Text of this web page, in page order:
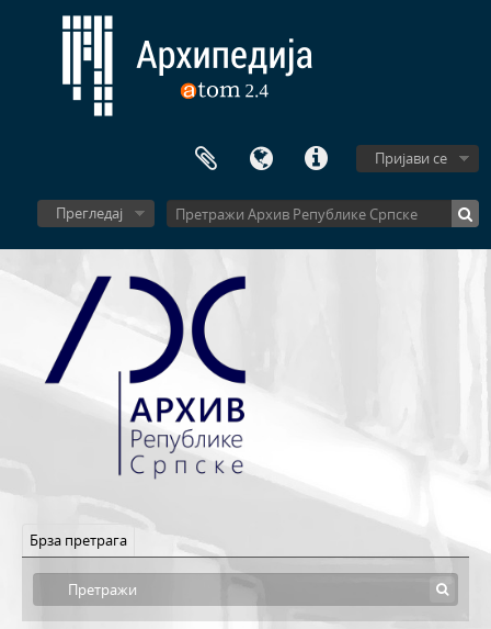
Пријави се
Прегледај
Брза претрага
[Предмет] 032-020 - РРК Умаг, 1970
[Предмет] 032-021 - Универзитет КАБ-а - Дом ЈНА Бањалука, 1974-04-18
[Предмет] 032-022 - КАБ Бањалука, 1973
[Предмет] 032-023 - КАБ Бањалука
[Предмет] 032-025 - КАБ Бањалука
[Предмет] 032-027 - Вечери КАБ-а Сарајево
[Предмет] 032-028 - КАБ Бањалука, 1969-08-15
[Предмет] 032-029 - Комисија за прославе, Општинске конференције ССРН Србац, 1969-07-27
[Предмет] 032-030 - Народни универзитет Котор Варош
[Предмет] 032-031 - Председништво КАБ-а Бањалука, 1969
[Предмет] 032-032 - Управа Савеза српских усташа и добровољаца
[Предмет] 032-033 - Градски стадион "Борац" Бањалука, 1969-08-03
[Предмет] 032-034 - Пошта, телеграф, телефон
[Предмет] 032-035 - КАБ Бањалука, 1974
[Предмет] 033-001 - Народно позориште Босанске Крајине Бањалука, 1975-10-14
[Предмет] 033-002 - Универзитет у Бањалуци, 1975-11-07
[Предмет] 033-003 - Народно позориште Босанске Крајине Бањалука
[Предмет] 033-004 - Државни осигуравајући завод, 1949
[Предмет] 033-005 - Недеља цвеног крста, 1953
[Предмет] 033-006 - Православном пучанству у НДХ, Сарајево, 1942-05-01